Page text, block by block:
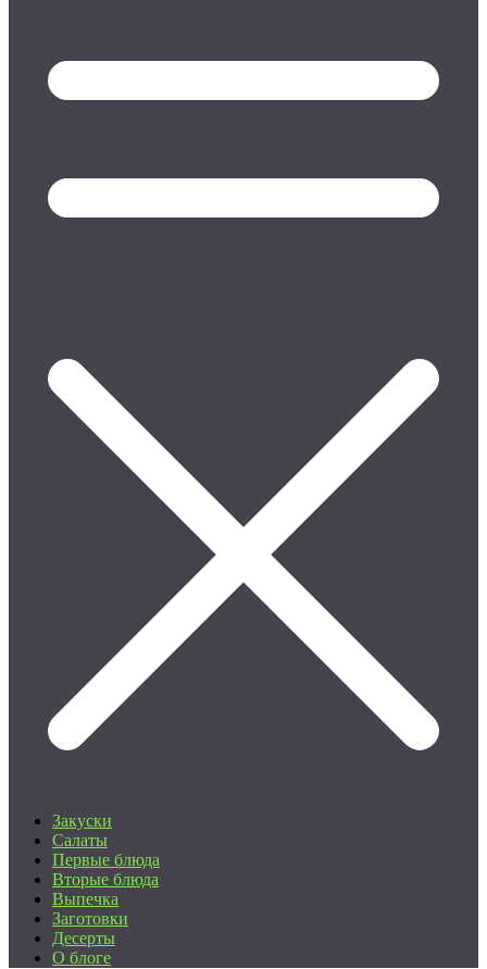
Закуски
Салаты
Первые блюда
Вторые блюда
Выпечка
Заготовки
Десерты
О блоге